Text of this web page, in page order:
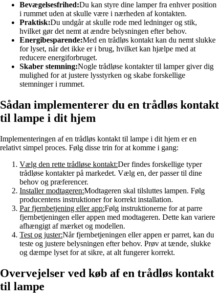
Bevægelsesfrihed:Du kan styre dine lamper fra enhver position
i rummet uden at skulle være i nærheden af kontakten.
Praktisk:Du undgår at skulle rode med ledninger og stik,
hvilket gør det nemt at ændre belysningen efter behov.
Energibesparende:Med en trådløs kontakt kan du nemt slukke
for lyset, når det ikke er i brug, hvilket kan hjælpe med at
reducere energiforbruget.
Skaber stemning:Nogle trådløse kontakter til lamper giver dig
mulighed for at justere lysstyrken og skabe forskellige
stemninger i rummet.
Sådan implementerer du en trådløs kontakt
til lampe i dit hjem
Implementeringen af en trådløs kontakt til lampe i dit hjem er en
relativt simpel proces. Følg disse trin for at komme i gang:
Vælg den rette trådløse kontakt:Der findes forskellige typer
trådløse kontakter på markedet. Vælg en, der passer til dine
behov og præferencer.
Installer modtageren:Modtageren skal tilsluttes lampen. Følg
producentens instruktioner for korrekt installation.
Par fjernbetjening eller app:Følg instruktionerne for at parre
fjernbetjeningen eller appen med modtageren. Dette kan variere
afhængigt af mærket og modellen.
Test og juster:Når fjernbetjeningen eller appen er parret, kan du
teste og justere belysningen efter behov. Prøv at tænde, slukke
og dæmpe lyset for at sikre, at alt fungerer korrekt.
Overvejelser ved køb af en trådløs kontakt
til lampe